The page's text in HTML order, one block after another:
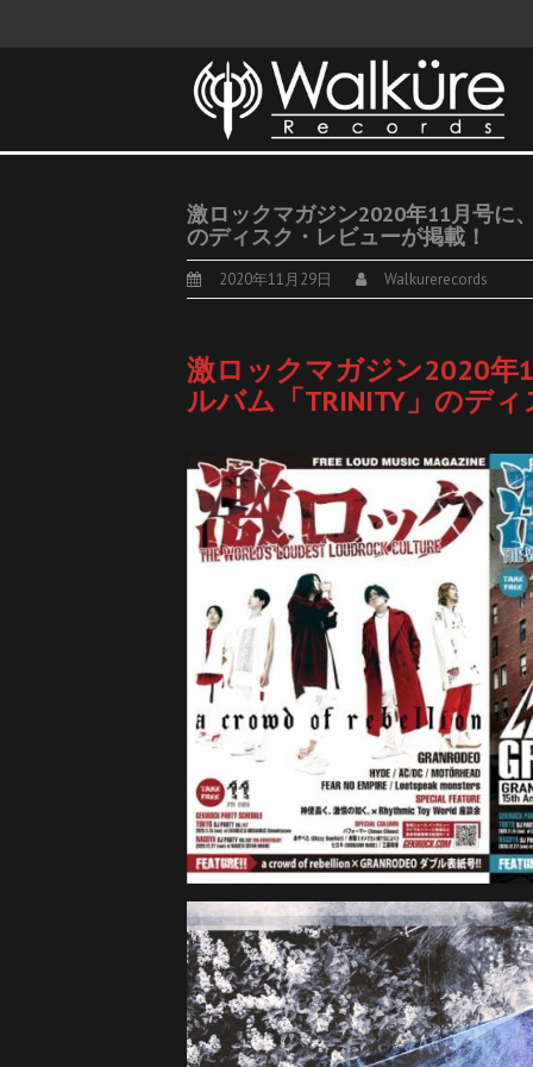
激ロックマガジン2020年11月号に
のディスク・レビューが掲載！
2020年11月29日 Walkurerecords
激ロックマガジン2020年
ルバム「TRINITY」のデ